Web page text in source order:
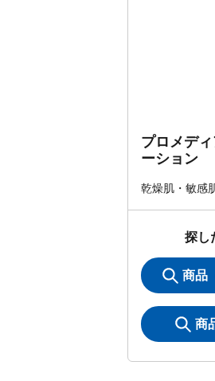
プロメデ
ーション
乾燥肌・敏感
探し
商品
商